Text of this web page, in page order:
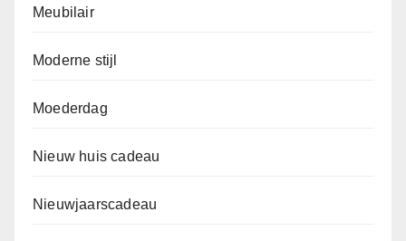
Meubilair
Moderne stijl
Moederdag
Nieuw huis cadeau
Nieuwjaarscadeau